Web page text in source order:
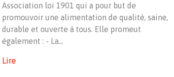
Association loi 1901 qui a pour but de
promouvoir une alimentation de qualité, saine,
durable et ouverte à tous. Elle promeut
également : - La…
Lire